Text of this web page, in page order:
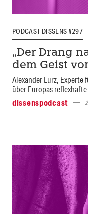
PODCAST DISSENS #297
„Der Drang
dem Geist
Alexander Lurz, Experte
über Europas
dissenspodcast